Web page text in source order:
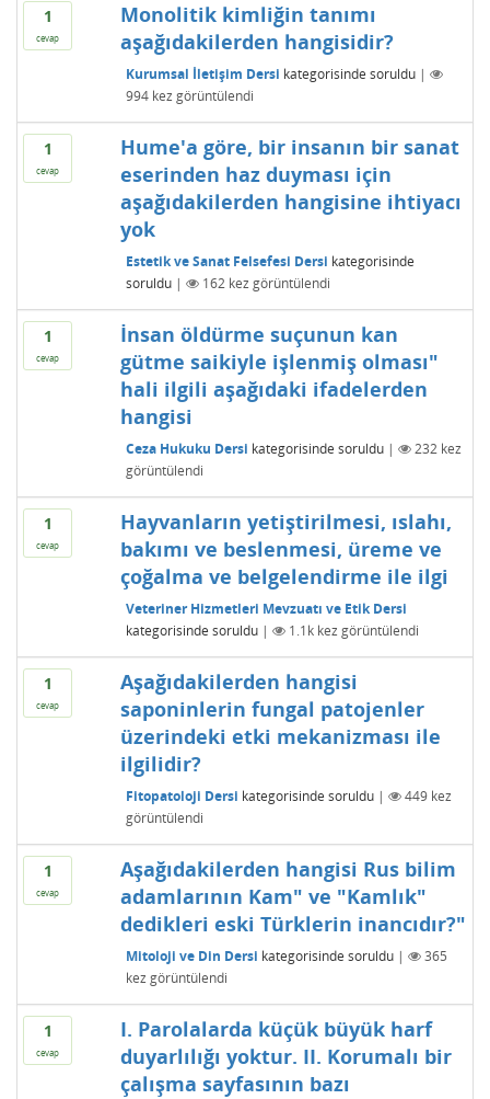
1
cevap
Monolitik kimliğin tanımı
aşağıdakilerden hangisidir?
Kurumsal İletişim Dersi kategorisinde soruldu |
994kez görüntülendi
1
cevap
Hume'a göre, bir insanın bir sanat
eserinden haz duyması için
aşağıdakilerden hangisine ihtiyacı
yok
Estetik ve Sanat Felsefesi Dersi kategorisinde
soruldu | 162kez görüntülendi
1
cevap
İnsan öldürme suçunun kan
gütme saikiyle işlenmiş olması"
hali ilgili aşağıdaki ifadelerden
hangisi
Ceza Hukuku Dersi kategorisinde soruldu | 232kez
görüntülendi
1
cevap
Hayvanların yetiştirilmesi, ıslahı,
bakımı ve beslenmesi, üreme ve
çoğalma ve belgelendirme ile ilgi
Veteriner Hizmetleri Mevzuatı ve Etik Dersi
kategorisinde soruldu | 1.1kkez görüntülendi
1
cevap
Aşağıdakilerden hangisi
saponinlerin fungal patojenler
üzerindeki etki mekanizması ile
ilgilidir?
Fitopatoloji Dersi kategorisinde soruldu | 449kez
görüntülendi
1
cevap
Aşağıdakilerden hangisi Rus bilim
adamlarının Kam" ve "Kamlık"
dedikleri eski Türklerin inancıdır?"
Mitoloji ve Din Dersi kategorisinde soruldu |
365
kez görüntülendi
1
cevap
I. Parolalarda küçük büyük harf
duyarlılığı yoktur. II. Korumalı bir
çalışma sayfasının bazı